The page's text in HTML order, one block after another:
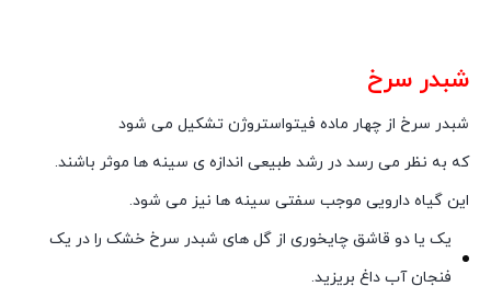
شبدر سرخ
شبدر سرخ از چهار ماده فیتواستروژن تشکیل می شود
که به نظر می رسد در رشد طبیعی اندازه ی سینه ها موثر باشند.
این گیاه دارویی موجب سفتی سینه ها نیز می شود.
یک یا دو قاشق چایخوری از گل های شبدر سرخ خشک را در یک
فنجان آب داغ بریزید.